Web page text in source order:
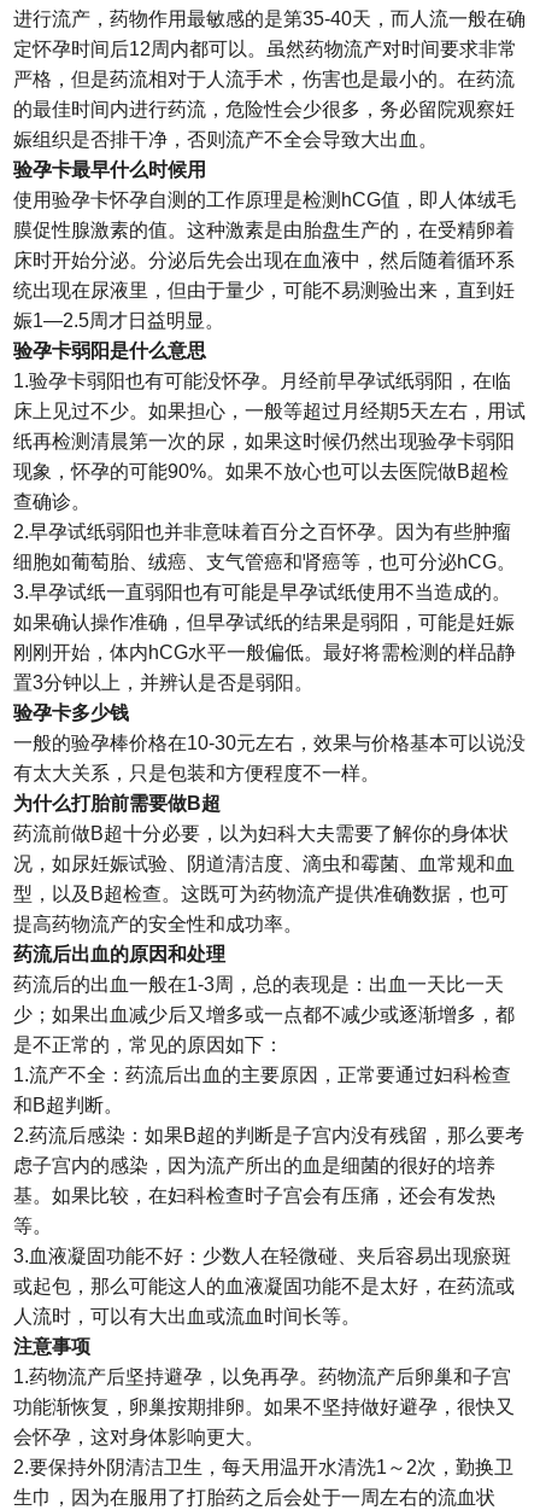
进行流产，药物作用最敏感的是第35-40天，而人流一般在确
定怀孕时间后12周内都可以。虽然药物流产对时间要求非常
严格，但是药流相对于人流手术，伤害也是最小的。在药流
的最佳时间内进行药流，危险性会少很多，务必留院观察妊
娠组织是否排干净，否则流产不全会导致大出血。
验孕卡最早什么时候用
使用验孕卡怀孕自测的工作原理是检测hCG值，即人体绒毛
膜促性腺激素的值。这种激素是由胎盘生产的，在受精卵着
床时开始分泌。分泌后先会出现在血液中，然后随着循环系
统出现在尿液里，但由于量少，可能不易测验出来，直到妊
娠1―2.5周才日益明显。
验孕卡弱阳是什么意思
1.验孕卡弱阳也有可能没怀孕。月经前早孕试纸弱阳，在临
床上见过不少。如果担心，一般等超过月经期5天左右，用试
纸再检测清晨第一次的尿，如果这时候仍然出现验孕卡弱阳
现象，怀孕的可能90%。如果不放心也可以去医院做B超检
查确诊。
2.早孕试纸弱阳也并非意味着百分之百怀孕。因为有些肿瘤
细胞如葡萄胎、绒癌、支气管癌和肾癌等，也可分泌hCG。
3.早孕试纸一直弱阳也有可能是早孕试纸使用不当造成的。
如果确认操作准确，但早孕试纸的结果是弱阳，可能是妊娠
刚刚开始，体内hCG水平一般偏低。最好将需检测的样品静
置3分钟以上，并辨认是否是弱阳。
验孕卡多少钱
一般的验孕棒价格在10-30元左右，效果与价格基本可以说没
有太大关系，只是包装和方便程度不一样。
为什么打胎前需要做B超
药流前做B超十分必要，以为妇科大夫需要了解你的身体状
况，如尿妊娠试验、阴道清洁度、滴虫和霉菌、血常规和血
型，以及B超检查。这既可为药物流产提供准确数据，也可
提高药物流产的安全性和成功率。
药流后出血的原因和处理
药流后的出血一般在1-3周，总的表现是：出血一天比一天
少；如果出血减少后又增多或一点都不减少或逐渐增多，都
是不正常的，常见的原因如下：
1.流产不全：药流后出血的主要原因，正常要通过妇科检查
和B超判断。
2.药流后感染：如果B超的判断是子宫内没有残留，那么要考
虑子宫内的感染，因为流产所出的血是细菌的很好的培养
基。如果比较，在妇科检查时子宫会有压痛，还会有发热
等。
3.血液凝固功能不好：少数人在轻微碰、夹后容易出现瘀斑
或起包，那么可能这人的血液凝固功能不是太好，在药流或
人流时，可以有大出血或流血时间长等。
注意事项
1.药物流产后坚持避孕，以免再孕。药物流产后卵巢和子宫
功能渐恢复，卵巢按期排卵。如果不坚持做好避孕，很快又
会怀孕，这对身体影响更大。
2.要保持外阴清洁卫生，每天用温开水清洗1～2次，勤换卫
生巾，因为在服用了打胎药之后会处于一周左右的流血状